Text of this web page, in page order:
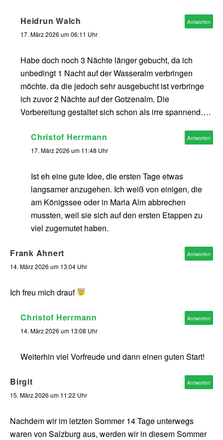
Heidrun Walch
17. März 2026 um 06:11 Uhr
Habe doch noch 3 Nächte länger gebucht, da ich
unbedingt 1 Nacht auf der Wasseralm verbringen
möchte. da die jedoch sehr ausgebucht ist verbringe
ich zuvor 2 Nächte auf der Gotzenalm. Die
Vorbereitung gestaltet sich schon als irre spannend….
Antworten
Christof Herrmann
17. März 2026 um 11:48 Uhr
Ist eh eine gute Idee, die ersten Tage etwas
langsamer anzugehen. Ich weiß von einigen, die
am Königssee oder in Maria Alm abbrechen
mussten, weil sie sich auf den ersten Etappen zu
viel zugemutet haben.
Antworten
Frank Ahnert
14. März 2026 um 13:04 Uhr
Ich freu mich drauf
Antworten
Christof Herrmann
14. März 2026 um 13:08 Uhr
Weiterhin viel Vorfreude und dann einen guten Start!
Antworten
Birgit
15. März 2026 um 11:22 Uhr
Nachdem wir im letzten Sommer 14 Tage unterwegs
waren von Salzburg aus, werden wir in diesem Sommer
Antworten